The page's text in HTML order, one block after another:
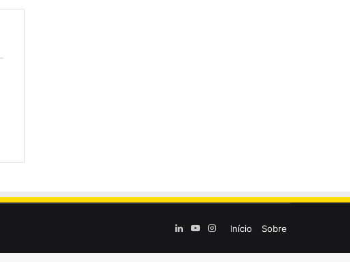
Início Sobre
LinkedinYouTube
Instagram